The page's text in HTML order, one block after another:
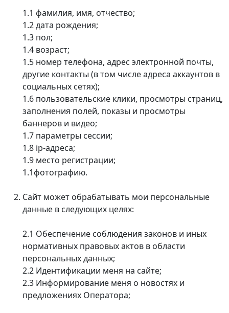
1.1 фамилия, имя, отчество;
1.2 дата рождения;
1.3 пол;
1.4 возраст;
1.5 номер телефона, адрес электронной почты,
другие контакты (в том числе адреса аккаунтов в
социальных сетях);
1.6 пользовательские клики, просмотры страниц,
заполнения полей, показы и просмотры
баннеров и видео;
1.7 параметры сессии;
1.8 ip-адреса;
1.9 место регистрации;
1.1фотографию.
Сайт может обрабатывать мои персональные
данные в следующих целях:
2.1 Обеспечение соблюдения законов и иных
нормативных правовых актов в области
персональных данных;
2.2 Идентификации меня на сайте;
2.3 Информирование меня о новостях и
предложениях Оператора;